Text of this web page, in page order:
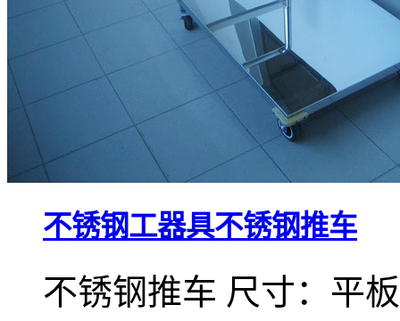
不锈钢工器具不锈钢推车
不锈钢推车 尺寸：平